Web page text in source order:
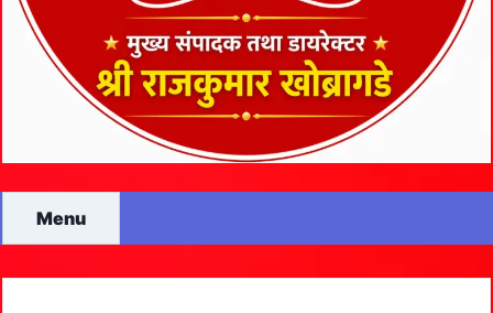
Menu